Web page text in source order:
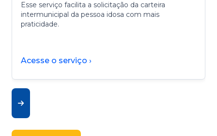
Esse serviço facilita a solicitação da carteira
intermunicipal da pessoa idosa com mais
praticidade.
Acesse o serviço ›